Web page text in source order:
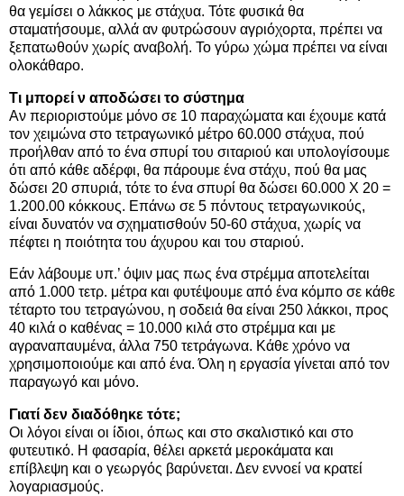
θα γεμίσει ο λάκκος με στάχυα. Τότε φυσικά θα
σταματήσουμε, αλλά αν φυτρώσουν αγριόχορτα, πρέπει να
ξεπατωθούν χωρίς αναβολή. Το γύρω χώμα πρέπει να είναι
ολοκάθαρο.
Τι μπορεί ν αποδώσει το σύστημα
Αν περιοριστούμε μόνο σε 10 παραχώματα και έχουμε κατά
τον χειμώνα στο τετραγωνικό μέτρο 60.000 στάχυα, πού
προήλθαν από το ένα σπυρί του σιταριού και υπολογίσουμε
ότι από κάθε αδέρφι, θα πάρουμε ένα στάχυ, πού θα μας
δώσει 20 σπυριά, τότε το ένα σπυρί θα δώσει 60.000 X 20 =
1.200.00 κόκκους. Επάνω σε 5 πόντους τετραγωνικούς,
είναι δυνατόν να σχηματισθούν 50-60 στάχυα, χωρίς να
πέφτει η ποιότητα του άχυρου και του σταριού.
Εάν λάβουμε υπ.’ όψιν μας πως ένα στρέμμα αποτελείται
από 1.000 τετρ. μέτρα και φυτέψουμε από ένα κόμπο σε κάθε
τέταρτο του τετραγώνου, η σοδειά θα είναι 250 λάκκοι, προς
40 κιλά ο καθένας = 10.000 κιλά στο στρέμμα και με
αγραναπαυμένα, άλλα 750 τετράγωνα. Κάθε χρόνο να
χρησιμοποιούμε και από ένα. Όλη η εργασία γίνεται από τον
παραγωγό και μόνο.
Γιατί δεν διαδόθηκε τότε;
Οι λόγοι είναι οι ίδιοι, όπως και στο σκαλιστικό και στο
φυτευτικό. Η φασαρία, θέλει αρκετά μεροκάματα και
επίβλεψη και ο γεωργός βαρύνεται. Δεν εννοεί να κρατεί
λογαριασμούς.